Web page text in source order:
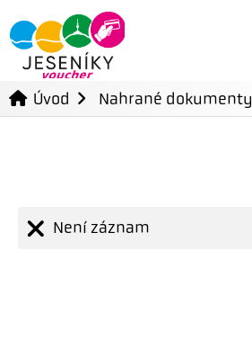
Úvod Nahrané dokumenty
Není záznam